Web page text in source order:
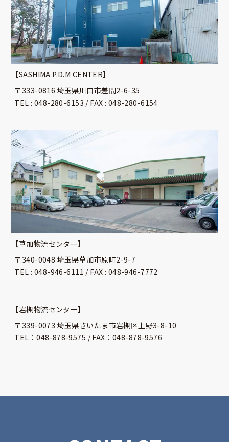
【SASHIMA P.D.M CENTER】
〒333-0816 埼玉県川口市差間2-6-35
TEL : 048-280-6153 / FAX : 048-280-6154
【草加物流センター】
〒340-0048 埼玉県草加市原町2-9-7
TEL : 048-946-6111 / FAX : 048-946-7772
【岩槻物流センター】
〒339-0073 埼玉県さいたま市岩槻区上野3-8-10
TEL：048-878-9575 / FAX：048-878-9576